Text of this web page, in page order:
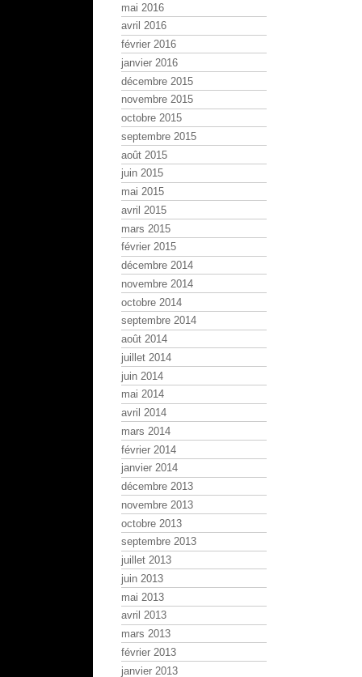
mai 2016
avril 2016
février 2016
janvier 2016
décembre 2015
novembre 2015
octobre 2015
septembre 2015
août 2015
juin 2015
mai 2015
avril 2015
mars 2015
février 2015
décembre 2014
novembre 2014
octobre 2014
septembre 2014
août 2014
juillet 2014
juin 2014
mai 2014
avril 2014
mars 2014
février 2014
janvier 2014
décembre 2013
novembre 2013
octobre 2013
septembre 2013
juillet 2013
juin 2013
mai 2013
avril 2013
mars 2013
février 2013
janvier 2013